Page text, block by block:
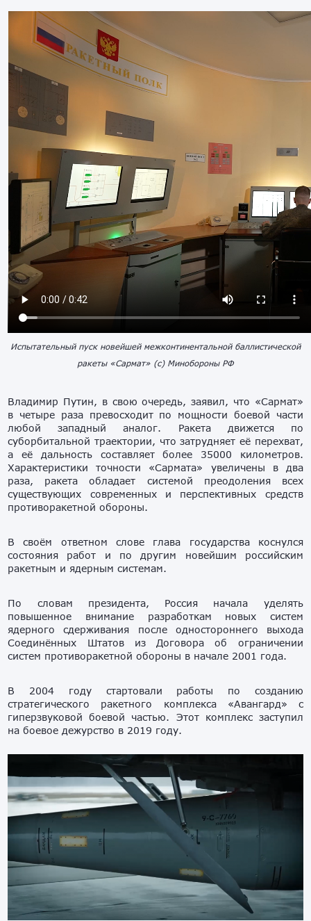
Испытательный пуск новейшей межконтинентальной баллистической
ракеты «Сармат» (с) Минобороны РФ
Владимир Путин, в свою очередь, заявил, что «Сармат»
в четыре раза превосходит по мощности боевой части
любой западный аналог. Ракета движется по
суборбитальной траектории, что затрудняет её перехват,
а её дальность составляет более 35000 километров.
Характеристики точности «Сармата» увеличены в два
раза, ракета обладает системой преодоления всех
существующих современных и перспективных средств
противоракетной обороны.
В своём ответном слове глава государства коснулся
состояния работ и по другим новейшим российским
ракетным и ядерным системам.
По словам президента, Россия начала уделять
повышенное внимание разработкам новых систем
ядерного сдерживания после одностороннего выхода
Соединённых Штатов из Договора об ограничении
систем противоракетной обороны в начале 2001 года.
В 2004 году стартовали работы по созданию
стратегического ракетного комплекса «Авангард» с
гиперзвуковой боевой частью. Этот комплекс заступил
на боевое дежурство в 2019 году.